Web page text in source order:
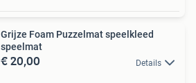
Grijze Foam Puzzelmat speelkleed
speelmat
€ 20,00 Details